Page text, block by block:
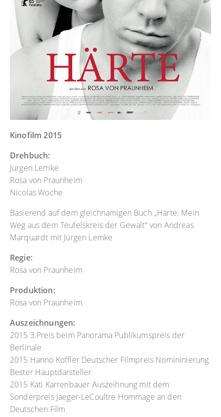
Kinofilm 2015
Drehbuch:
Jürgen Lemke
Rosa von Praunheim
Nicolas Woche
Basierend auf dem gleichnamigen Buch „Härte: Mein
Weg aus dem Teufelskreis der Gewalt“ von Andreas
Marquardt mit Jürgen Lemke
Regie:
Rosa von Praunheim
Produktion:
Rosa von Praunheim
Auszeichnungen:
2015 3.Preis beim Panorama Publikumspreis der
Berlinale
2015 Hanno Koffler Deutscher Filmpreis Nomininierung
Bester Hauptdarsteller
2015 Kati Karrenbauer Auszeihnung mit dem
Sonderpreis Jaeger-LeCoultre Hommage an den
Deutschen Film